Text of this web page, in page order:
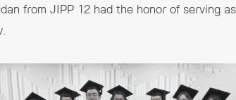
from JIPP 12 had the honor of serving